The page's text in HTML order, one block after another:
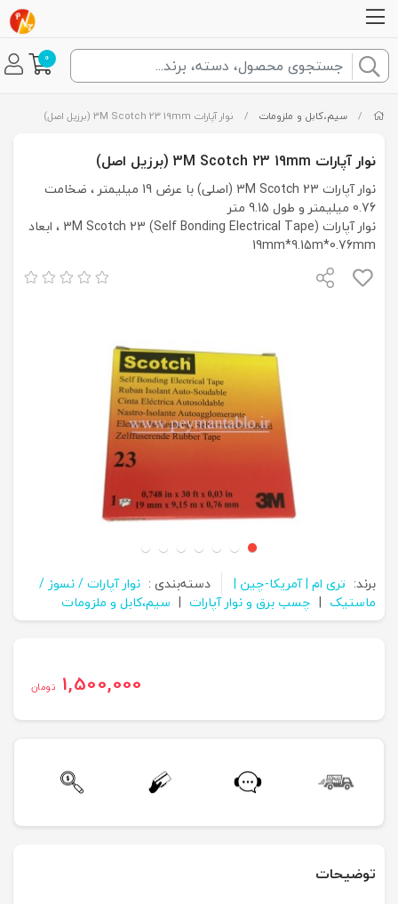
0
/ سیم،کابل و ملزومات / نوار آپارات 3M Scotch 23 19mm (برزیل اصل)
نوار آپارات 3M Scotch 23 19mm (برزیل اصل)
نوار آپارات 3M Scotch 23 (اصلی) با عرض 19 میلیمتر ، ضخامت
0.76 میلیمتر و طول 9.15 متر
نوار آپارات (3M Scotch 23 (Self Bonding Electrical Tape ، ابعاد
19mm*9.15m*0.76mm
برند: تری ام | آمریکا-چین | دسته‌بندی : نوار آپارات / نسوز /
ماستیک | چسب برق و نوار آپارات | سیم،کابل و ملزومات
1,500,000 تومان
توضیحات